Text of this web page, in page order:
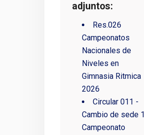
adjuntos:
Res.026
Campeonatos
Nacionales de
Niveles en
Gimnasia Ritmica
2026
Circular 011 -
Cambio de sede 1
Campeonato